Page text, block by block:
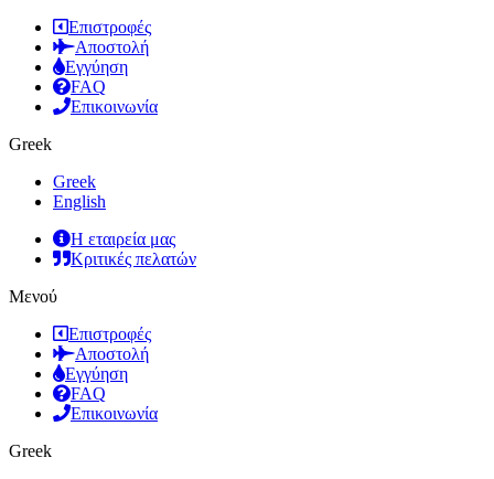
Επιστροφές
Αποστολή
Εγγύηση
FAQ
Επικοινωνία
Greek
Greek
English
Η εταιρεία μας
Κριτικές πελατών
Μενού
Επιστροφές
Αποστολή
Εγγύηση
FAQ
Επικοινωνία
Greek